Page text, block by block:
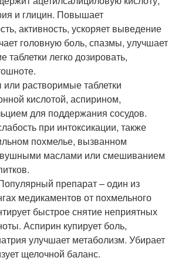
и глицин. Повышает
активность, ускоряет выведение
головную боль, спазмы, улучшает
таблетки легко дозировать,
растворимые таблетки
кислотой, аспирином,
для поддержания сосудов.
при интоксикации, также
похмелье, вызванном
маслами или смешиванием
препарат – один из
медикаментов от похмельного
быстрое снятие неприятных
Аспирин купирует боль,
улучшает метаболизм. Убирает
щелочной баланс.